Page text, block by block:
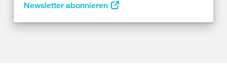
Newsletter abonnieren